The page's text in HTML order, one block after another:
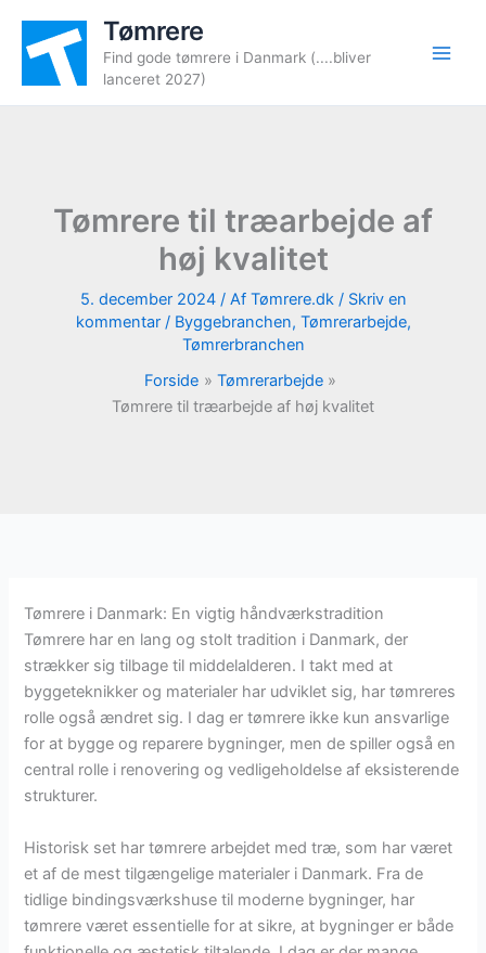
indholdet
Tømrere
Find gode tømrere i Danmark (....bliver
lanceret 2027)
Tømrere til træarbejde af
høj kvalitet
5. december 2024 / Af Tømrere.dk / Skriv en
kommentar / Byggebranchen, Tømrerarbejde,
Tømrerbranchen
Forside
Tømrerarbejde
Tømrere til træarbejde af høj kvalitet
Tømrere i Danmark: En vigtig håndværkstradition
Tømrere har en lang og stolt tradition i Danmark, der
strækker sig tilbage til middelalderen. I takt med at
byggeteknikker og materialer har udviklet sig, har tømreres
rolle også ændret sig. I dag er tømrere ikke kun ansvarlige
for at bygge og reparere bygninger, men de spiller også en
central rolle i renovering og vedligeholdelse af eksisterende
strukturer.
Historisk set har tømrere arbejdet med træ, som har været
et af de mest tilgængelige materialer i Danmark. Fra de
tidlige bindingsværkshuse til moderne bygninger, har
tømrere været essentielle for at sikre, at bygninger er både